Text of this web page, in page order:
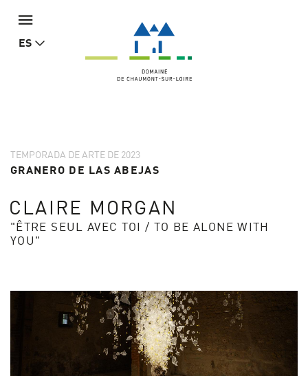
ES
TEMPORADA DE ARTE DE 2023
GRANERO DE LAS ABEJAS
CLAIRE MORGAN
"ÊTRE SEUL AVEC TOI / TO BE ALONE WITH
YOU"